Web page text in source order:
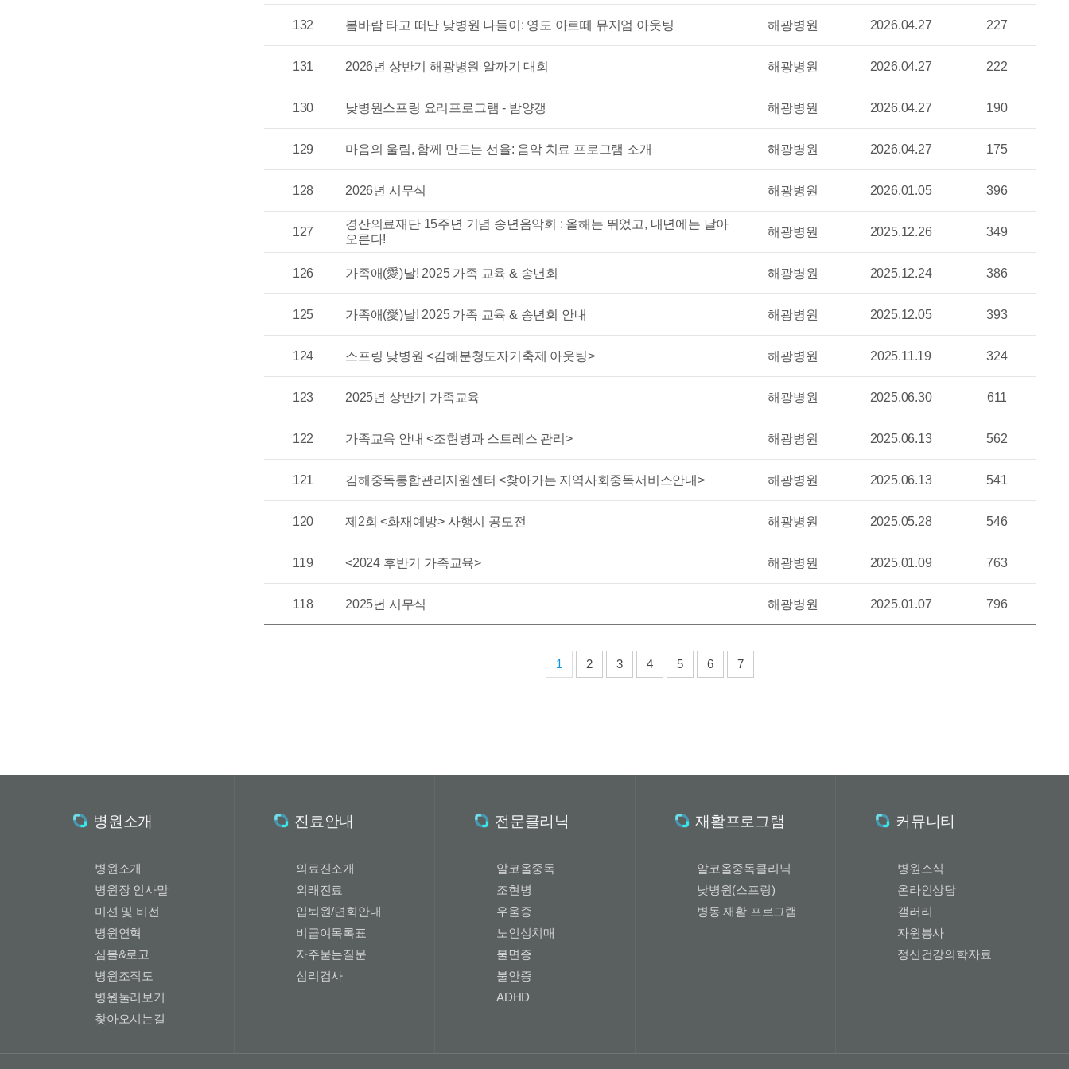
132 봄바람 타고 떠난 낮병원 나들이: 영도 아르떼 뮤지엄 아웃팅 해광병원 2026.04.27 227
131 2026년 상반기 해광병원 알까기 대회 해광병원 2026.04.27 222
130 낮병원스프링 요리프로그램 - 밤양갱 해광병원 2026.04.27 190
129 마음의 울림, 함께 만드는 선율: 음악 치료 프로그램 소개 해광병원 2026.04.27 175
128 2026년 시무식 해광병원 2026.01.05 396
127
경산의료재단 15주년 기념 송년음악회 : 올해는 뛰었고, 내년에는 날아
오른다!
해광병원 2025.12.26 349
126 가족애(愛)날! 2025 가족 교육 & 송년회 해광병원 2025.12.24 386
125 가족애(愛)날! 2025 가족 교육 & 송년회 안내 해광병원 2025.12.05 393
124 스프링 낮병원 <김해분청도자기축제 아웃팅> 해광병원 2025.11.19 324
123 2025년 상반기 가족교육 해광병원 2025.06.30 611
122 가족교육 안내 <조현병과 스트레스 관리> 해광병원 2025.06.13 562
121 김해중독통합관리지원센터 <찾아가는 지역사회중독서비스안내> 해광병원 2025.06.13 541
120 제2회 <화재예방> 사행시 공모전 해광병원 2025.05.28 546
119 <2024 후반기 가족교육> 해광병원 2025.01.09 763
118 2025년 시무식 해광병원 2025.01.07 796
1 2 3 4 5 6 7
병원소개
병원소개
병원장 인사말
미션 및 비전
병원연혁
심볼&로고
병원조직도
병원둘러보기
찾아오시는길
진료안내
의료진소개
외래진료
입퇴원/면회안내
비급여목록표
자주묻는질문
심리검사
전문클리닉
알코올중독
조현병
우울증
노인성치매
불면증
불안증
ADHD
재활프로그램
알코올중독클리닉
낮병원(스프링)
병동 재활 프로그램
커뮤니티
병원소식
온라인상담
갤러리
자원봉사
정신건강의학자료